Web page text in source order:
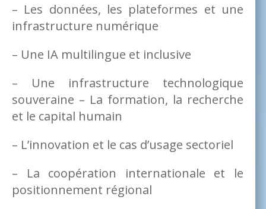
– Les données, les plateformes et une
infrastructure numérique
– Une IA multilingue et inclusive
– Une infrastructure technologique
souveraine – La formation, la recherche
et le capital humain
– L’innovation et le cas d’usage sectoriel
– La coopération internationale et le
positionnement régional